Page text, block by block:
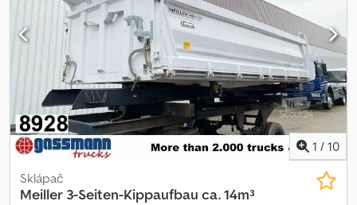
CELKOVÁ HMOTNOSŤ: 26.000 kg Predajná cena: € 28.600,
US$ 33.310
1 / 10
Sklápač
Meiller 3-Seiten-Kippaufbau ca. 14m³